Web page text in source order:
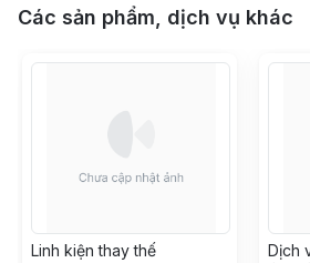
Các sản phẩm, dịch vụ khác
Linh kiện thay thế
Dịch